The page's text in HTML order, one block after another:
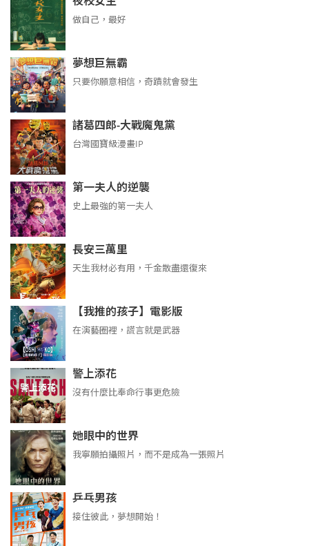
做自己，最好
夢想巨無霸
只要你願意相信，奇蹟就會發生
諸葛四郎-大戰魔鬼黨
台灣國寶級漫畫IP
第一夫人的逆襲
史上最強的第一夫人
長安三萬里
天生我材必有用，千金散盡還復來
【我推的孩子】電影版
在演藝圈裡，謊言就是武器
警上添花
沒有什麼比奉命行事更危險
她眼中的世界
我寧願拍攝照片，而不是成為一張照片
乒乓男孩
接住彼此，夢想開始！